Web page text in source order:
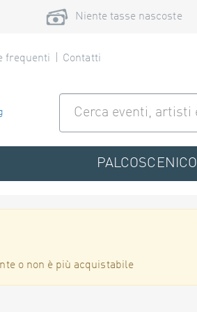
Niente tasse nascoste
frequenti Contatti
PALCOSCENICO
o non è più acquistabile